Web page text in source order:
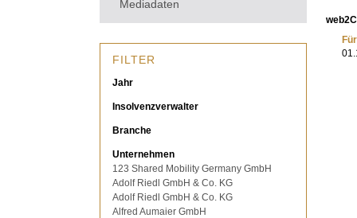
Mediadaten
FILTER
Jahr
Insolvenzverwalter
Branche
Unternehmen
123 Shared Mobility Germany GmbH
Adolf Riedl GmbH & Co. KG
Adolf Riedl GmbH & Co. KG
Alfred Aumaier GmbH